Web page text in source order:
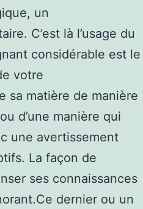
un
C’est là l’usage du
considérable est le
votre
sa matière de manière
d’une manière qui
une avertissement
La façon de
ses connaissances
dernier ou un